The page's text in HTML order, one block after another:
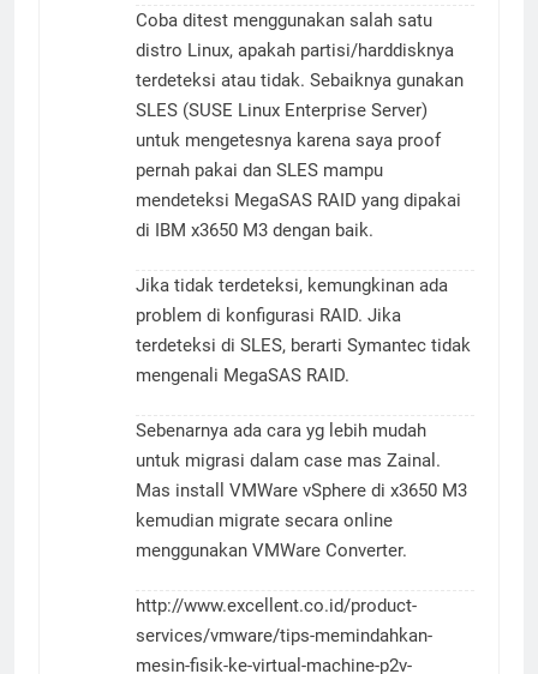
Coba ditest menggunakan salah satu
distro Linux, apakah partisi/harddisknya
terdeteksi atau tidak. Sebaiknya gunakan
SLES (SUSE Linux Enterprise Server)
untuk mengetesnya karena saya proof
pernah pakai dan SLES mampu
mendeteksi MegaSAS RAID yang dipakai
Jika tidak terdeteksi, kemungkinan ada
problem di konfigurasi RAID. Jika
terdeteksi di SLES, berarti Symantec tidak
Sebenarnya ada cara yg lebih mudah
untuk migrasi dalam case mas Zainal.
Mas install VMWare vSphere di x3650 M3
kemudian migrate secara online
http://www.excellent.co.id/product-
services/vmware/tips-memindahkan-